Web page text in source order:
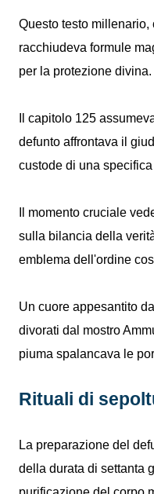
Questo testo
racchiudeva formule
per la protezione divina.
Il capitolo 125
defunto affrontava il
custode di una
Il momento cruciale
sulla bilancia della
emblema dell'ordine
Un cuore appesantito
divorati dal mostro
piuma spalancava le
Rituali di
La preparazione del
della durata di settanta